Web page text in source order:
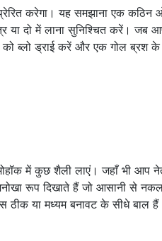
करेगा। यह समझाना एक कठिन
या दो में लाना सुनिश्चित करें। जब
ब्लो ड्राई करें और एक गोल ब्रश के
में कुछ शैली लाएं। जहाँ भी आप
रूप दिखाते हैं जो आसानी से नकल
या मध्यम बनावट के सीधे बाल